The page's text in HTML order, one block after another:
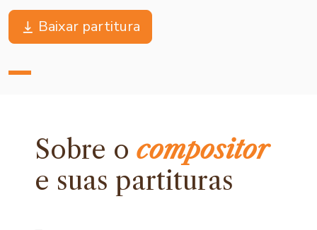
Baixar partitura
Sobre ocompositor
e suas partituras